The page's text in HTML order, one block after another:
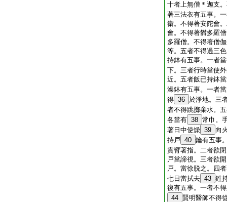
十者上無僧＊迦支
著三法衣有五事。
衞。不得著安陀會
會。不得著欝多羅
多羅僧。不得著僧
等。五者不得過三
持鉢有五事。一者
下。三者行時當使
近。五者飯已持鉢
澡鉢有五事。一者
得 36 於淨地。三
者不得跳擲棄水。
各當有 38 常巾。
著日中使燥 39 向
持戸 40 鑰有五事
貫臂著指。二者欲
戸當諦視。三者欲
戸。當徐脱之。四
七日當拭去 43 鉎
復有五事。一者不
44 賢明醫師不得